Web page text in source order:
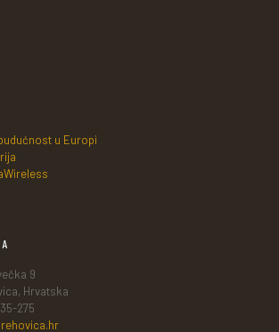
u Europi
9
Hrvatska
275